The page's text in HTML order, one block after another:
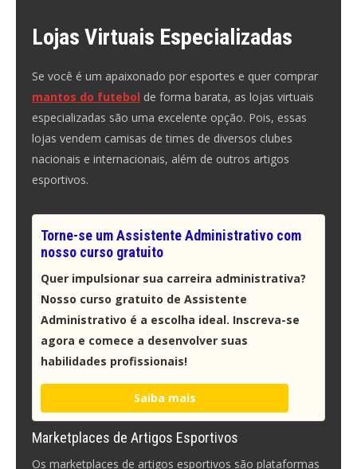
Lojas Virtuais Especializadas
Se você é um apaixonado por esportes e quer comprar
mantos do futebol de forma barata, as lojas virtuais
especializadas são uma excelente opção. Pois, essas
lojas vendem camisas de times de diversos clubes
nacionais e internacionais, além de outros artigos
esportivos.
Torne-se um Assistente Administrativo com
nosso curso gratuito
Quer impulsionar sua carreira administrativa?
Nosso curso gratuito de Assistente
Administrativo é a escolha ideal. Inscreva-se
agora e comece a desenvolver suas
habilidades profissionais!
Saiba mais
Marketplaces de Artigos Esportivos
Os marketplaces de artigos esportivos são plataformas